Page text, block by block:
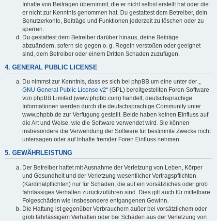
Inhalte von Beiträgen übernimmt, die er nicht selbst erstellt hat oder die
er nicht zur Kenntnis genommen hat. Du gestattest dem Betreiber, dein
Benutzerkonto, Beiträge und Funktionen jederzeit zu löschen oder zu
sperren.
Du gestattest dem Betreiber darüber hinaus, deine Beiträge
abzuändern, sofern sie gegen o. g. Regeln verstoßen oder geeignet
sind, dem Betreiber oder einem Dritten Schaden zuzufügen.
4. GENERAL PUBLIC LICENSE
Du nimmst zur Kenntnis, dass es sich bei phpBB um eine unter der „
GNU General Public License v2“ (GPL) bereitgestellten Foren-Software
von phpBB Limited (www.phpbb.com) handelt; deutschsprachige
Informationen werden durch die deutschsprachige Community unter
www.phpbb.de zur Verfügung gestellt. Beide haben keinen Einfluss auf
die Art und Weise, wie die Software verwendet wird. Sie können
insbesondere die Verwendung der Software für bestimmte Zwecke nicht
untersagen oder auf Inhalte fremder Foren Einfluss nehmen.
5. GEWÄHRLEISTUNG
Der Betreiber haftet mit Ausnahme der Verletzung von Leben, Körper
und Gesundheit und der Verletzung wesentlicher Vertragspflichten
(Kardinalpflichten) nur für Schäden, die auf ein vorsätzliches oder grob
fahrlässiges Verhalten zurückzuführen sind. Dies gilt auch für mittelbare
Folgeschäden wie insbesondere entgangenen Gewinn.
Die Haftung ist gegenüber Verbrauchern außer bei vorsätzlichem oder
grob fahrlässigem Verhalten oder bei Schäden aus der Verletzung von